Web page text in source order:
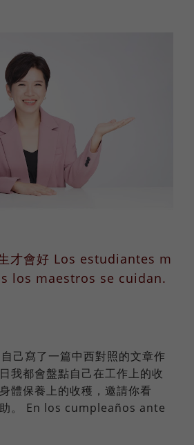
才會好 Los estudiantes m
los maestros se cuidan.
己寫了一篇中西對照的文章作
我都會盤點自己在工作上的收
體保養上的收穫，邀請你看
。 En los cumpleaños ante